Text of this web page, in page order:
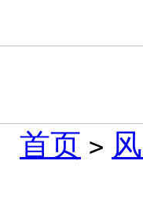
首页 >